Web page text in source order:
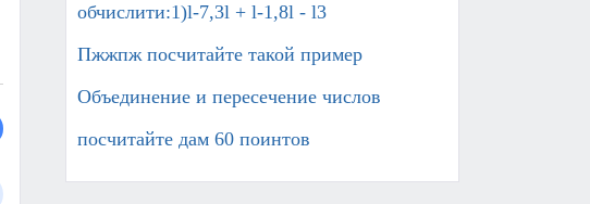
обчислити:1)l-7,3l + l-1,8l - l3
Пжжпж посчитайте такой пример
Объединение и пересечение числов
посчитайте дам 60 поинтов​